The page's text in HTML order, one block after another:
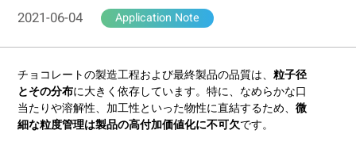
2021-06-04 Application Note
チョコレートの製造工程および最終製品の品質は、 粒子径
とその分布に大きく依存しています。特に、なめらかな口
当たりや溶解性、加工性といった物性に直結するため、 微
細な粒度管理は製品の高付加価値化に不可欠です。